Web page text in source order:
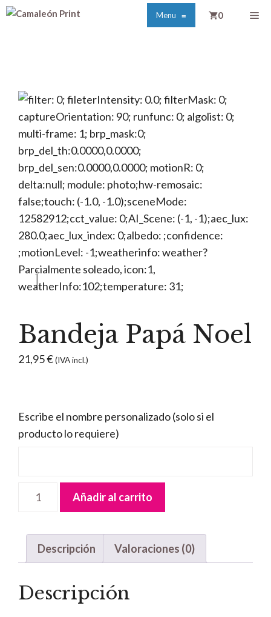
Saltar
Menu ≡ 0
Bandeja Papá Noel
21,95€(IVA incl.)
Escribe el nombre personalizado (solo si el
producto lo requiere)
Bandeja
cantidad
Añadir al carrito
Descripción Valoraciones (0)
Descripción